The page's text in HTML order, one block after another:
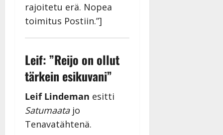
rajoitetu erä. Nopea
toimitus Postiin.”]
Leif: ”Reijo on ollut
tärkein esikuvani”
Leif Lindeman esitti
Satumaatajo
Tenavatähtenä.